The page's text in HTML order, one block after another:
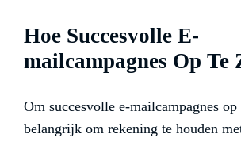
Hoe Succesvolle E-
mailcampagnes Op Te
Om succesvolle e-mailcampagnes
belangrijk om rekening te houden